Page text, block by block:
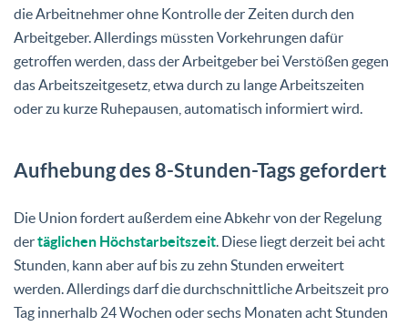
die Arbeitnehmer ohne Kontrolle der Zeiten durch den
Arbeitgeber. Allerdings müssten Vorkehrungen dafür
getroffen werden, dass der Arbeitgeber bei Verstößen gegen
das Arbeitszeitgesetz, etwa durch zu lange Arbeitszeiten
oder zu kurze Ruhepausen, automatisch informiert wird.
Aufhebung des 8-Stunden-Tags gefordert
Die Union fordert außerdem eine Abkehr von der Regelung
dertäglichen Höchstarbeitszeit. Diese liegt derzeit bei acht
Stunden, kann aber auf bis zu zehn Stunden erweitert
werden. Allerdings darf die durchschnittliche Arbeitszeit pro
Tag innerhalb 24 Wochen oder sechs Monaten acht Stunden